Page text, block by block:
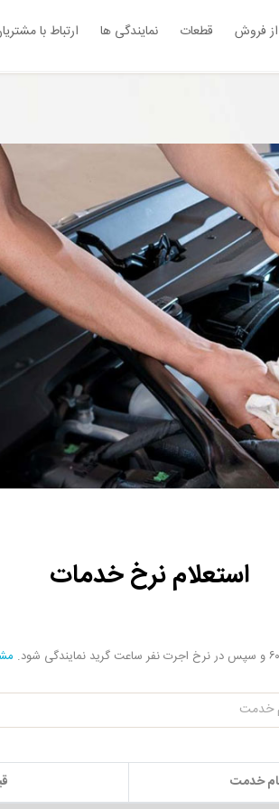
فروش قطعات نمایندگی ها ارتباط با
استعلام نرخ خدمات
خدمت